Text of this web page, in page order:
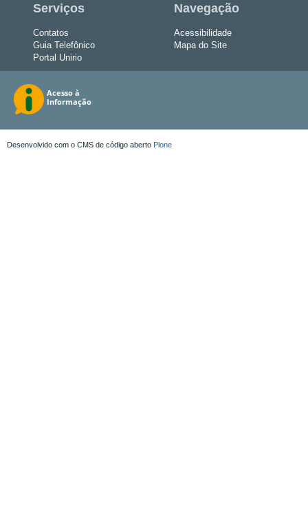
Serviços
Contatos
Guia Telefônico
Portal Unirio
Navegação
Acessibilidade
Mapa do Site
Desenvolvido com o CMS de código aberto Plone